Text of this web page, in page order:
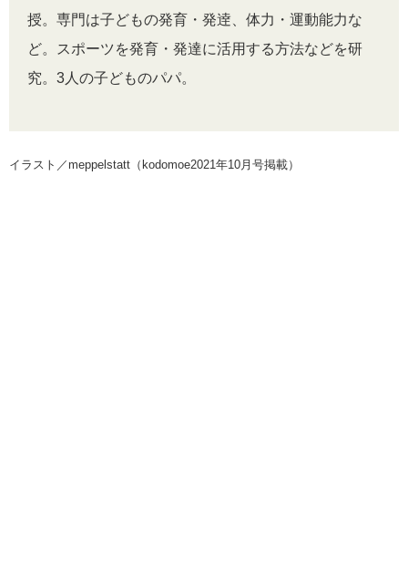
授。専門は子どもの発育・発逹、体力・運動能力な
ど。スポーツを発育・発達に活用する方法などを研
究。3人の子どものパパ。
イラスト／meppelstatt（kodomoe2021年10月号掲載）